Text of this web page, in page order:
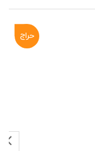
حراج